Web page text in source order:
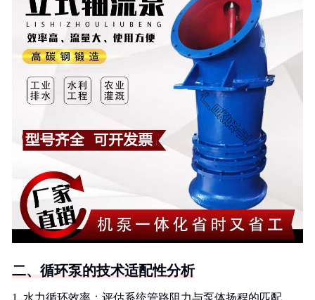
二、循环泵的技术适配性分析
1. 水力循环效率：评估系统管路阻力与泵体扬程的匹配